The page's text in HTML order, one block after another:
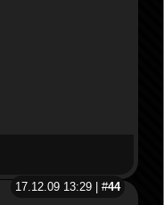
17.12.09 13:29 | #44